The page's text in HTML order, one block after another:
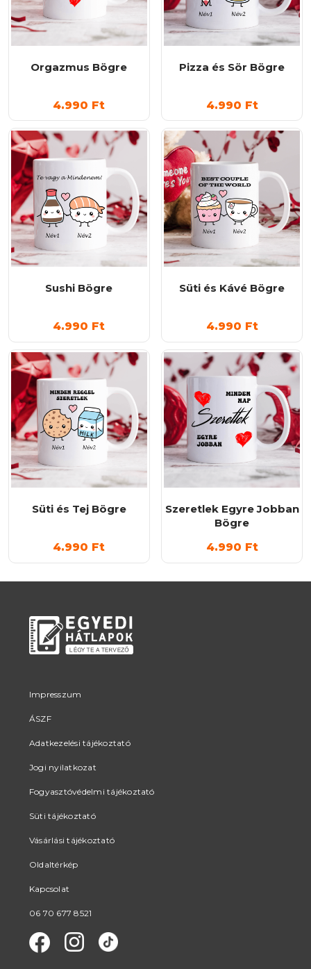
Orgazmus Bögre
4.990 Ft
Pizza és Sör Bögre
4.990 Ft
Sushi Bögre
4.990 Ft
Süti és Kávé Bögre
4.990 Ft
Süti és Tej Bögre
4.990 Ft
Szeretlek Egyre Jobban
Bögre
4.990 Ft
Impresszum
ÁSZF
Adatkezelési tájékoztató
Jogi nyilatkozat
Fogyasztóvédelmi tájékoztató
Süti tájékoztató
Vásárlási tájékoztató
Oldaltérkép
Kapcsolat
06 70 677 8521